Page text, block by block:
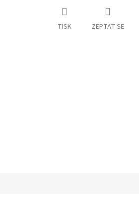
TISK ZEPTAT SE